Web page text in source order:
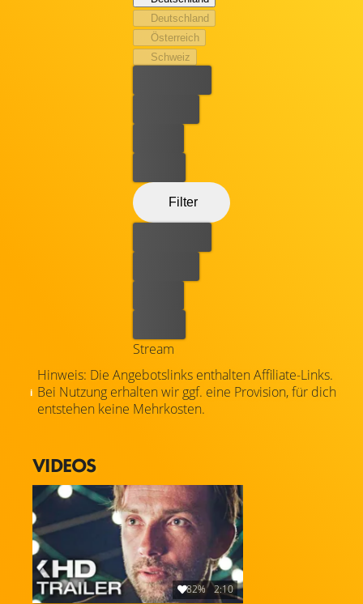
Und – so sehr er sich auch vor einer Begegnung drücken
will – da ist auch noch seine große Jugendliebe Charlie
(Anna Bederke), die genau weiß, wo es im Leben langgeht
Deutschland
Österreich
Schweiz
Filter
Stream
Hinweis: Die Angebotslinks enthalten Affiliate-Links.
Bei Nutzung erhalten wir ggf. eine Provision, für dich
entstehen keine Mehrkosten.
VIDEOS
82% 2:10